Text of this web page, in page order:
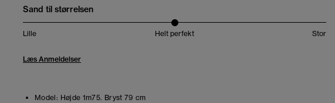
Sand til størrelsen
Lille Helt perfekt Stor
Læs Anmeldelser
Model: Højde 1m75. Bryst 79 cm